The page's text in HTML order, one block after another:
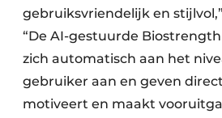
gebruiksvriendelijk en
“De AI-gestuurde
zich automatisch aan het
gebruiker aan en geven
motiveert en maakt